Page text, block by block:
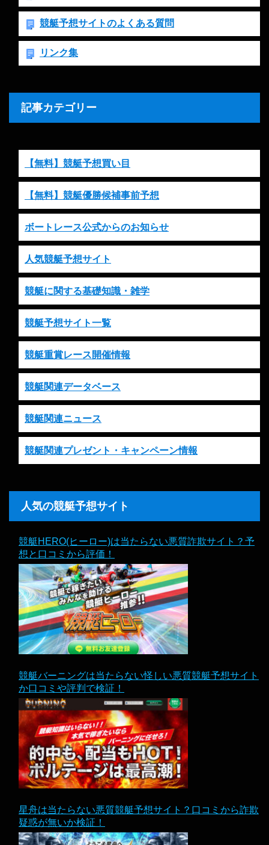
競艇予想サイトのよくある質問
リンク集
記事カテゴリー
【無料】競艇予想買い目
【無料】競艇優勝候補事前予想
ボートレース公式からのお知らせ
人気競艇予想サイト
競艇に関する基礎知識・雑学
競艇予想サイト一覧
競艇重賞レース開催情報
競艇関連データベース
競艇関連ニュース
競艇関連プレゼント・キャンペーン情報
人気の競艇予想サイト
競艇HERO(ヒーロー)は当たらない悪質詐欺サイト？予
想と口コミから評価！
競艇バーニングは当たらない怪しい悪質競艇予想サイト
か口コミや評判で検証！
星舟は当たらない悪質競艇予想サイト？口コミから詐欺
疑惑が無いか検証！